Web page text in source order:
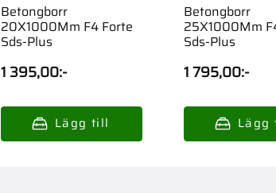
Betongborr
20X1000Mm F4 Forte
Sds-Plus
1 395,00:-
Betongborr
25X1000Mm
Sds-Plus
1 795,00:-